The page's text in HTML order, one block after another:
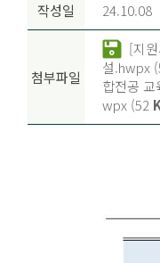
작성일 24.10.08
첨부파일
[지
설.hwpx
합전공
wpx (52